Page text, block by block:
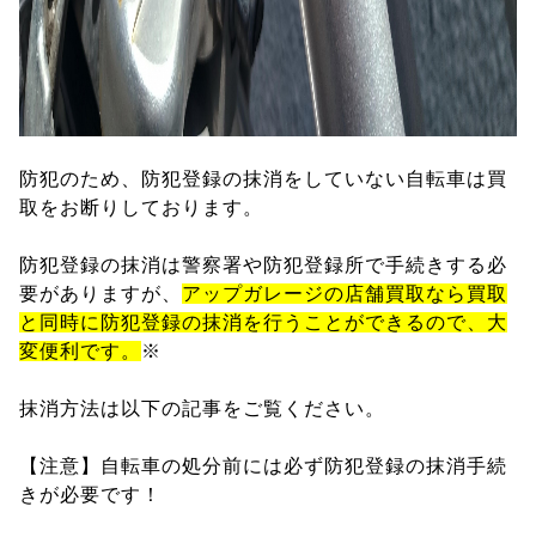
防犯のため、防犯登録の抹消をしていない自転車は買
取をお断りしております。
防犯登録の抹消は警察署や防犯登録所で手続きする必
要がありますが、 アップガレージの店舗買取なら買取
と同時に防犯登録の抹消を行うことができるので、大
変便利です。
※
抹消方法は以下の記事をご覧ください。
【注意】自転車の処分前には必ず防犯登録の抹消手続
きが必要です！